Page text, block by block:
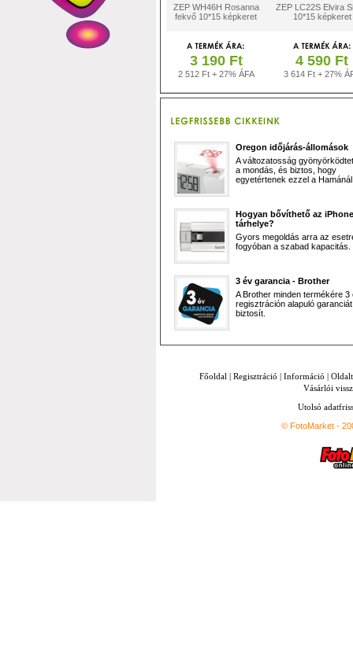
ZEP WH46H Rosanna
fekvő 10*15 képkeret
ZEP LC22S Elvira
10*15 képkeret
3 190 Ft
2 512 Ft + 27% ÁFA
4 590 Ft
3 614 Ft + 27%
Oregon időjárás-állomások
A változatosság
a mondás, és biztos, hogy
egyetértenek ezzel a
Hogyan bővíthető az iPhone
tárhelye?
Gyors megoldás arra az
fogyóban a szabad kapacitás.
3 év garancia - Brother
A Brother minden termékére 3
regisztráción alapuló garanciát
biztosít.
Főoldal | Regisztráció | Információ |
Vásárlói
Utolsó
© FotoMarket -